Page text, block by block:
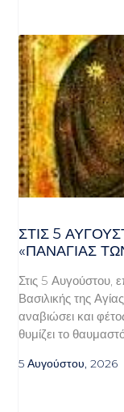
ΣΤΙΣ 5
«ΠΑΝΑΓΊΑΣ
Στις 5 Αυγούστου,
Βασιλικής της
αναβιώσει και
θυμίζει το
5 Αυγούστου, 2026